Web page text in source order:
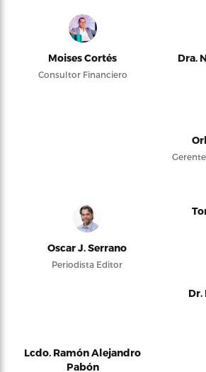
Moises Cortés
Consultor Financiero
Dra.
Oscar J. Serrano
Periodista Editor
Dr.
Lcdo. Ramón Alejandro
Pabón